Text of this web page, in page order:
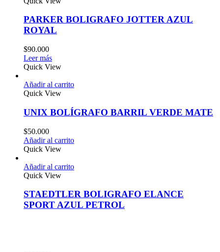
PARKER BOLIGRAFO JOTTER AZUL
ROYAL
$90.000
Leer más
Quick View
Añadir al carrito
Quick View
UNIX BOLÍGRAFO BARRIL VERDE MATE
$50.000
Añadir al carrito
Quick View
Añadir al carrito
Quick View
STAEDTLER BOLIGRAFO ELANCE
SPORT AZUL PETROL